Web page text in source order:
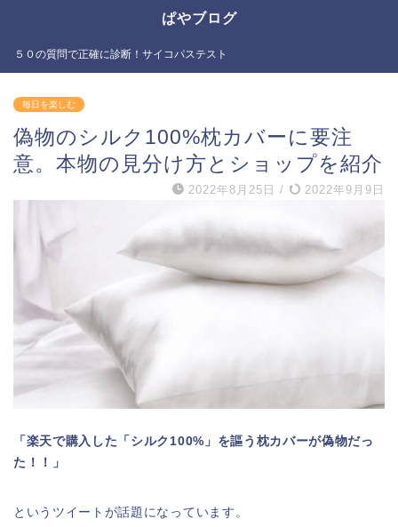
ぱやブログ
５０の質問で正確に診断！サイコパステスト
毎日を楽しむ
偽物のシルク100%枕カバーに要注
意。本物の見分け方とショップを紹介
2022年8月25日 / 2022年9月9日
「楽天で購入した「シルク100%」を謳う枕カバーが偽物だっ
た！！」
というツイートが話題になっています。